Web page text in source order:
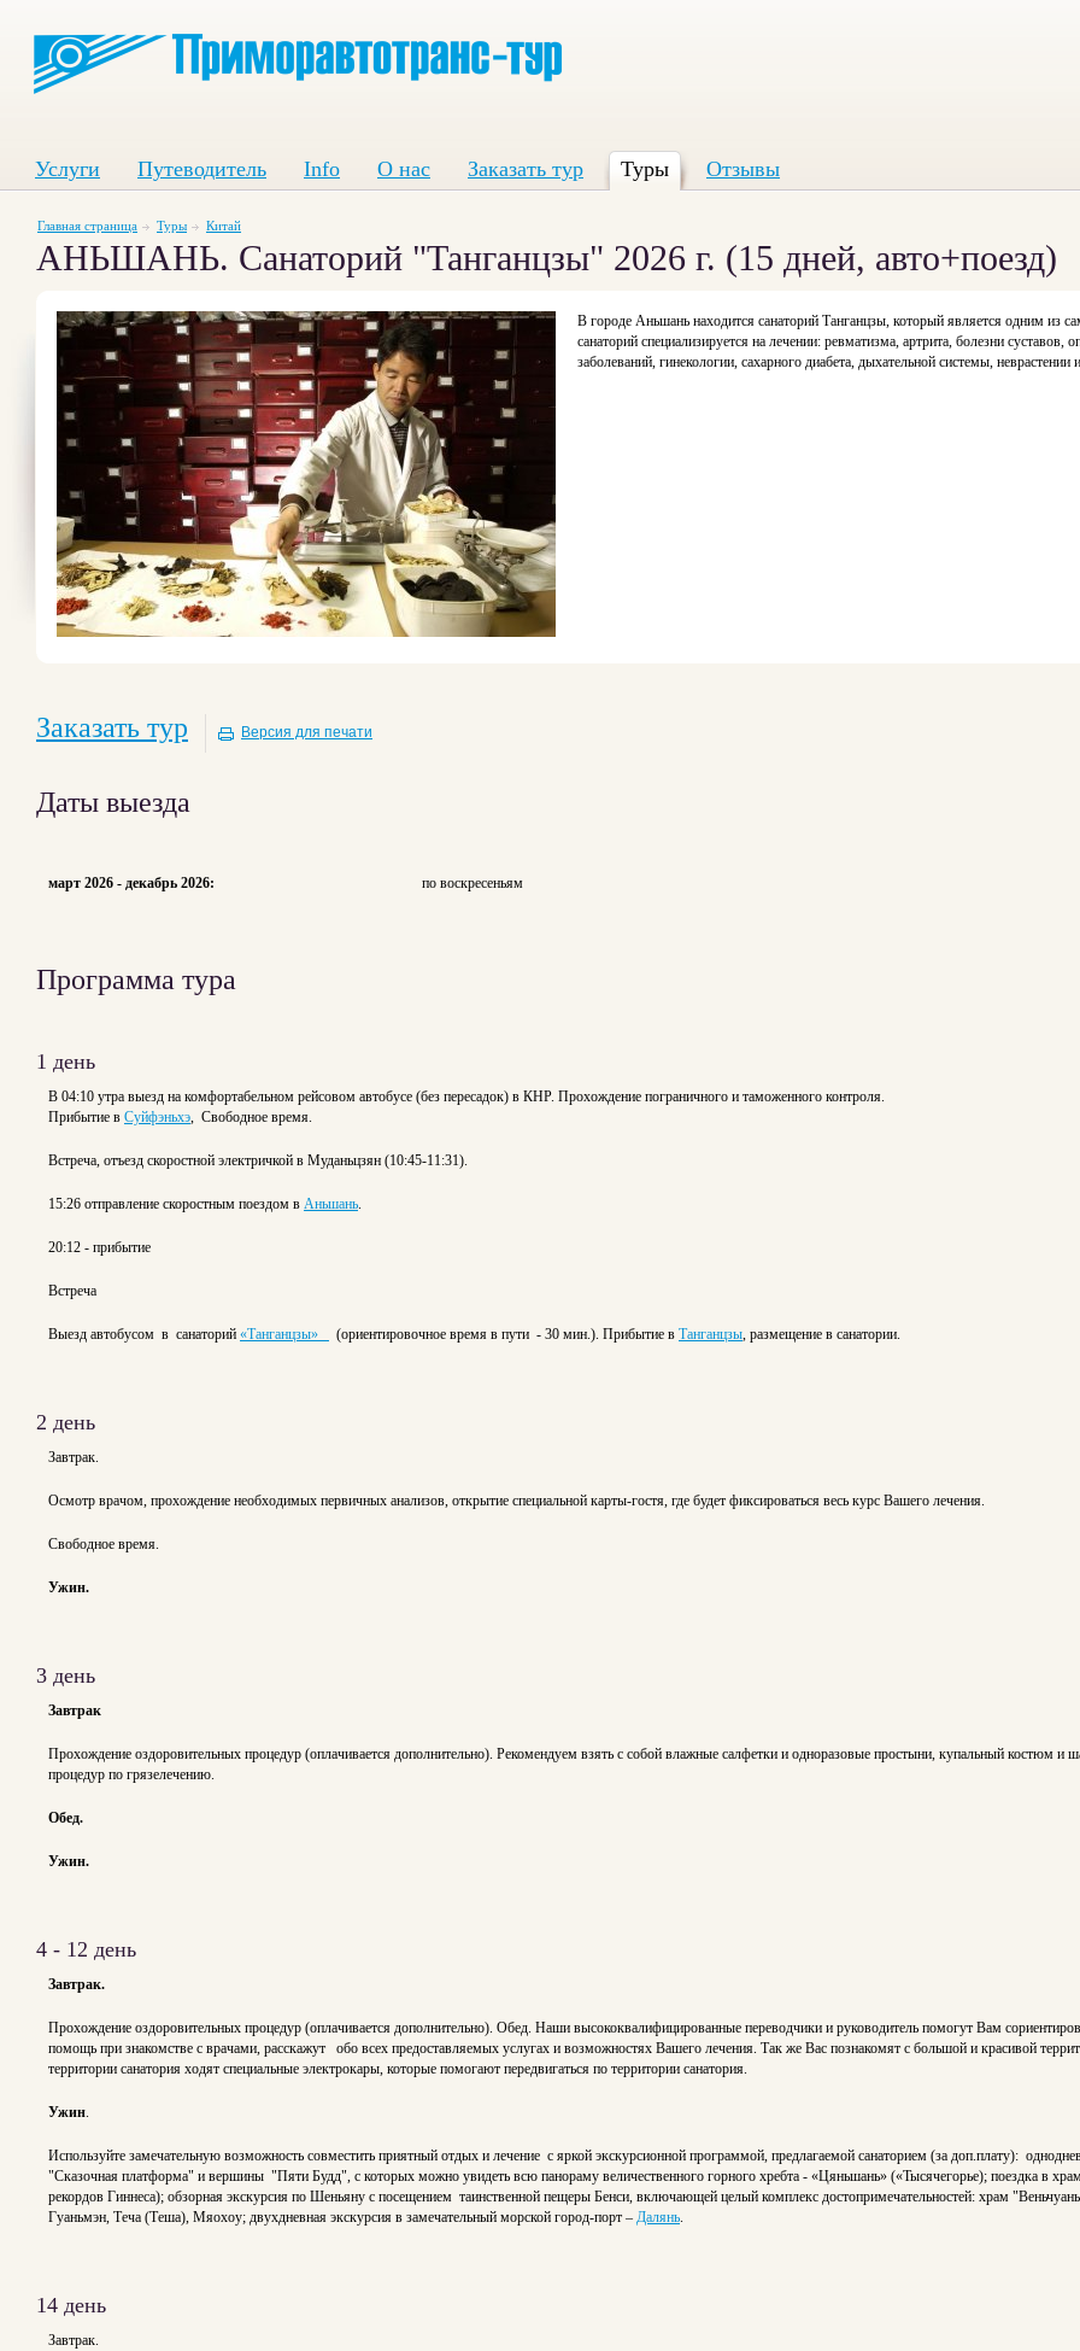
Услуги Путеводитель Info О нас Заказать тур Туры Отзывы
Главная страница Туры Китай
АНЬШАНЬ. Санаторий "Танганцзы" 2026 г. (15 дней, авто+поезд)
В городе Аньшань находится санаторий Танганцзы, который является одним из
санаторий специализируется на лечении: ревматизма, артрита, болезни
заболеваний, гинекологии, сахарного диабета, дыхательной системы, неврастении
Заказать тур Версия для печати
Даты выезда
март 2026 - декабрь 2026: по воскресеньям
Программа тура
1 день
В 04:10 утра выезд на комфортабельном рейсовом автобусе (без пересадок) в КНР. Прохождение пограничного и таможенного контроля.
Прибытие в Суйфэньхэ, Свободное время.
Встреча, отъезд скоростной электричкой в Муданьцзян (10:45-11:31).
15:26 отправление скоростным поездом в Аньшань.
20:12 - прибытие
Встреча
Выезд автобусом в санаторий «Танганцзы» (ориентировочное время в пути - 30 мин.). Прибытие в Танганцзы, размещение в санатории.
2 день
Завтрак.
Осмотр врачом, прохождение необходимых первичных анализов, открытие специальной карты-гостя, где будет фиксироваться весь курс Вашего лечения.
Свободное время.
Ужин.
3 день
Завтрак
Прохождение оздоровительных процедур (оплачивается дополнительно). Рекомендуем взять с собой влажные салфетки и одноразовые простыни, купальный костюм и
процедур по грязелечению.
Обед.
Ужин.
4 - 12 день
Завтрак.
Прохождение оздоровительных процедур (оплачивается дополнительно). Обед. Наши высококвалифицированные переводчики и руководитель помогут Вам
помощь при знакомстве с врачами, расскажут обо всех предоставляемых услугах и возможностях Вашего лечения. Так же Вас познакомят с большой и красивой
территории санатория ходят специальные электрокары, которые помогают передвигаться по территории санатория.
Ужин.
Используйте замечательную возможность совместить приятный отдых и лечение с яркой экскурсионной программой, предлагаемой санаторием (за доп.плату):
"Сказочная платформа" и вершины "Пяти Будд", с которых можно увидеть всю панораму величественного горного хребта - «Цяньшань» («Тысячегорье); поездка в
рекордов Гиннеса); обзорная экскурсия по Шеньяну с посещением таинственной пещеры Бенси, включающей целый комплекс достопримечательностей: храм
Гуаньмэн, Теча (Теша), Мяохоу; двухдневная экскурсия в замечательный морской город-порт – Далянь.
14 день
Завтрак.